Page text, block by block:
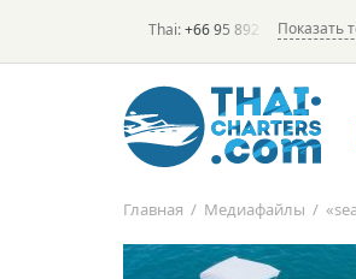
Thai:+66 95 892 7646(rus/
Показать
Главная / Медиафайлы /